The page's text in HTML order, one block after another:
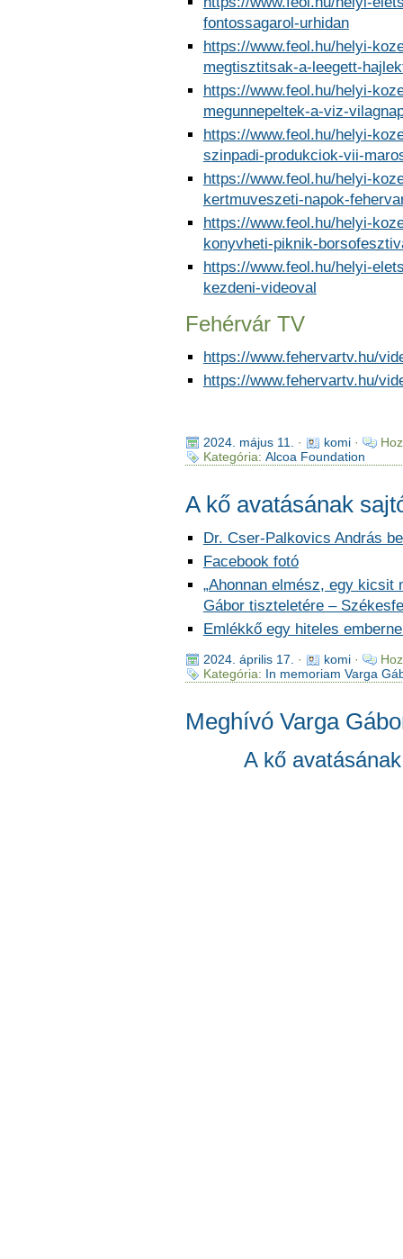
fontossagarol-urhidan
https://www.feol.hu/helyi-
megtisztitsak-a-leegett-
https://www.feol.hu/helyi-
megunnepeltek-a-viz-
https://www.feol.hu/helyi-
szinpadi-produkciok-vii-
https://www.feol.hu/helyi-
kertmuveszeti-napok-
https://www.feol.hu/helyi-
konyvheti-piknik-
https://www.feol.hu/helyi-
kezdeni-videoval
Fehérvár TV
https://www.fehervartv.hu/
https://www.fehervartv.hu/
2024. május 11. · komi·
Kategória: Alcoa Foundation
A kő avatásának
Dr. Cser-Palkovics András
Facebook fotó
„Ahonnan elmész, egy kicsit
Gábor tiszteletére –
Emlékkő egy hiteles
2024. április 17. · komi·
Kategória: In memoriam Varga
Meghívó Varga
A kő